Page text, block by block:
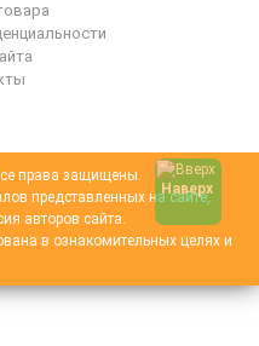
права защищены.
представленных на сайте,
авторов сайта.
в ознакомительных целях и
Наверх